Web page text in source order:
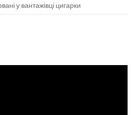
у вантажівці цигарки